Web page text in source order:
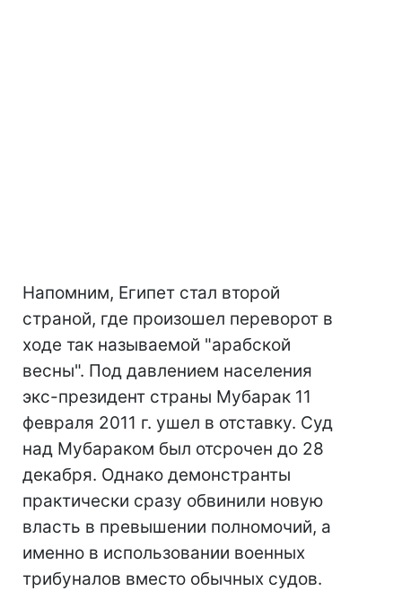
Напомним, Египет стал второй
страной, где произошел переворот в
ходе так называемой "арабской
весны". Под давлением населения
экс-президент страны Мубарак 11
февраля 2011 г. ушел в отставку. Суд
над Мубараком был отсрочен до 28
декабря. Однако демонстранты
практически сразу обвинили новую
власть в превышении полномочий, а
именно в использовании военных
трибуналов вместо обычных судов.